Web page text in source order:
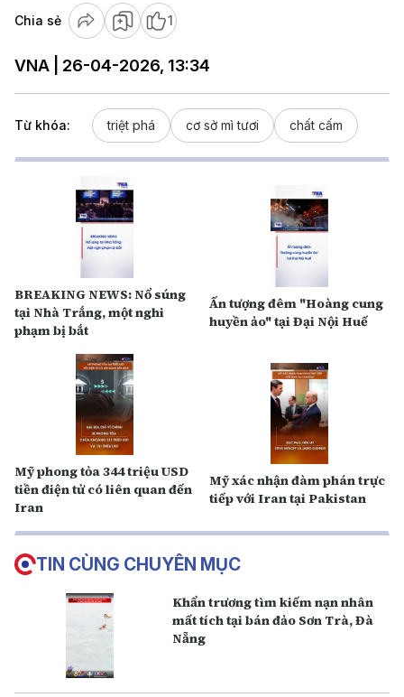
Chia sẻ 1
VNA | 26-04-2026, 13:34
Từ khóa: triệt phá cơ sở mì tươi chất cấm
BREAKING NEWS: Nổ súng
tại Nhà Trắng, một nghi
phạm bị bắt
Ấn tượng đêm "Hoàng cung
huyền ảo" tại Đại Nội Huế
Mỹ phong tỏa 344 triệu USD
tiền điện tử có liên quan đến
Iran
Mỹ xác nhận đàm phán trực
tiếp với Iran tại Pakistan
TIN CÙNG CHUYÊN MỤC
Khẩn trương tìm kiếm nạn nhân
mất tích tại bán đảo Sơn Trà, Đà
Nẵng